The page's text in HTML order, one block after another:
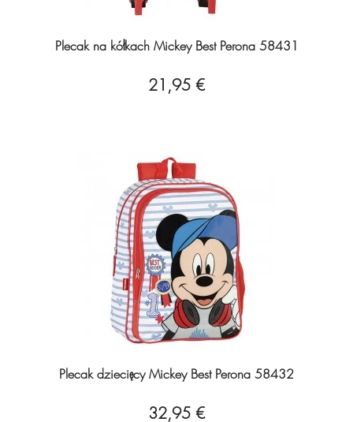
Plecak na kółkach Mickey Best Perona 58431
21,95 €
Plecak dziecięcy Mickey Best Perona 58432
32,95 €